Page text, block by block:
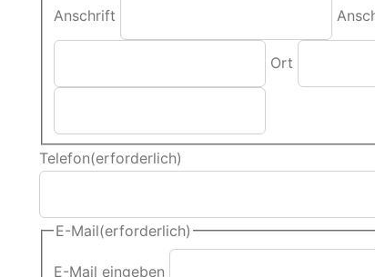
Anschrift
Ort
Telefon(erforderlich)
E-Mail(erforderlich)
E-Mail eingeben